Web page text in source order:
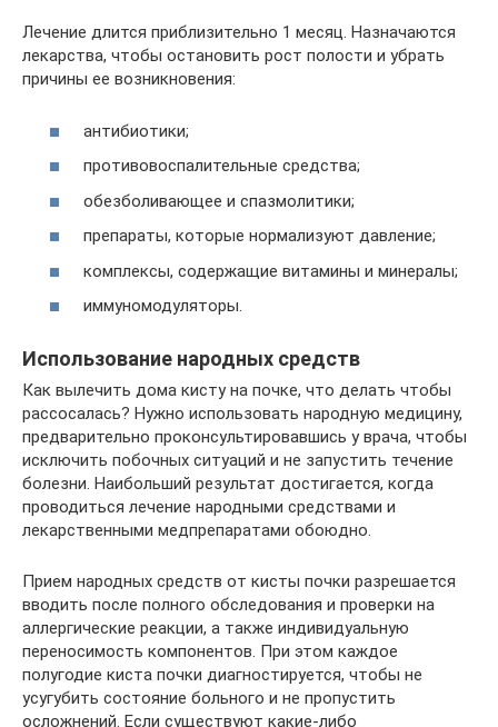
Лечение длится приблизительно 1 месяц. Назначаются
лекарства, чтобы остановить рост полости и убрать
причины ее возникновения:
антибиотики;
противовоспалительные средства;
обезболивающее и спазмолитики;
препараты, которые нормализуют давление;
комплексы, содержащие витамины и минералы;
иммуномодуляторы.
Использование народных средств
Как вылечить дома кисту на почке, что делать чтобы
рассосалась? Нужно использовать народную медицину,
предварительно проконсультировавшись у врача, чтобы
исключить побочных ситуаций и не запустить течение
болезни. Наибольший результат достигается, когда
проводиться лечение народными средствами и
лекарственными медпрепаратами обоюдно.
Прием народных средств от кисты почки разрешается
вводить после полного обследования и проверки на
аллергические реакции, а также индивидуальную
переносимость компонентов. При этом каждое
полугодие киста почки диагностируется, чтобы не
усугубить состояние больного и не пропустить
осложнений. Если существуют какие-либо